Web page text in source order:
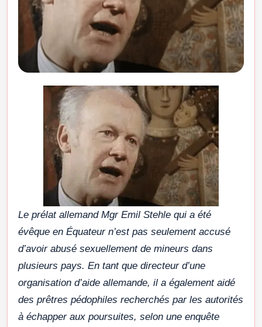
Le prélat allemand Mgr Emil Stehle qui a été
évêque en Équateur n’est pas seulement accusé
d’avoir abusé sexuellement de mineurs dans
plusieurs pays. En tant que directeur d’une
organisation d’aide allemande, il a également aidé
des prêtres pédophiles recherchés par les autorités
à échapper aux poursuites, selon une enquête